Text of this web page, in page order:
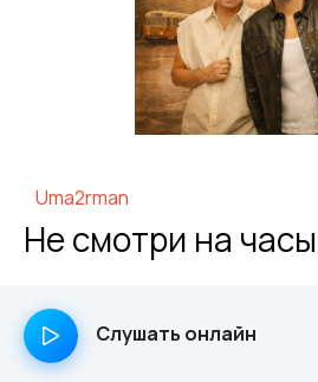
Uma2rman
Не смотри на часы
Слушать онлайн